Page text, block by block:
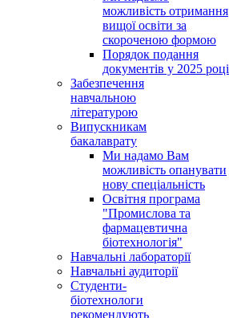
можливість отримання
вищої освіти за
скороченою формою
Порядок подання
документів у 2025 році
Забезпечення
навчальною
літературою
Випускникам
бакалаврату
Ми надамо Вам
можливість опанувати
нову спеціальність
Освітня програма
"Промислова та
фармацевтична
біотехнологія"
Навчальні лабораторії
Навчальні аудиторії
Студенти-
біотехнологи
рекомендують